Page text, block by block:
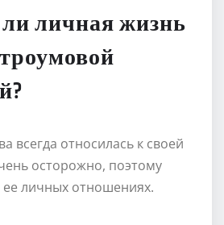
личная жизнь
всегда относилась к своей
осторожно, поэтому
ее личных отношениях.